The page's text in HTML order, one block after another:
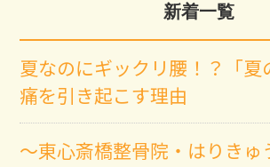
新着一覧
夏なのにギックリ腰！？「夏
痛を引き起こす理由
～東心斎橋整骨院・はりきゅ